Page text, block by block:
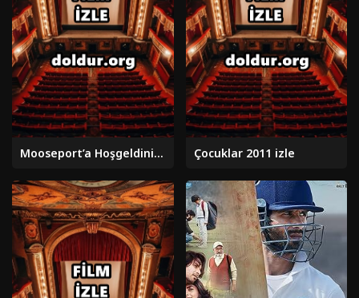
Mooseport’a Hoşgeldiniz 2004 izle Çocuklar 2011 izle